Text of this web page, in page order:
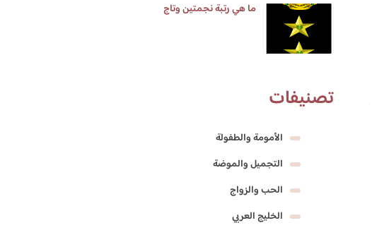
ما هي رتبة نجمتين وتاج
تصنيفات
الأمومة والطفولة
التجميل والموضة
الحب والزواج
الخليج العربي